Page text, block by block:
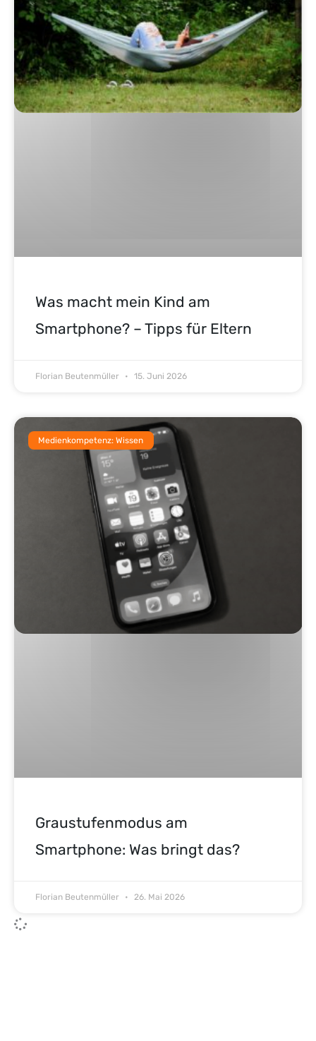
Was macht mein Kind am
Smartphone? – Tipps für Eltern
Florian Beutenmüller 15. Juni 2026
Medienkompetenz: Wissen
Graustufenmodus am
Smartphone: Was bringt das?
Florian Beutenmüller 26. Mai 2026